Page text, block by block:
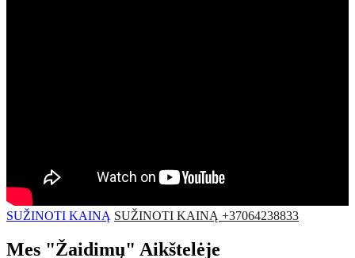
SUŽINOTI KAINĄ SUŽINOTI KAINĄ +37064238833
Mes "Žaidimų" Aikštelėje